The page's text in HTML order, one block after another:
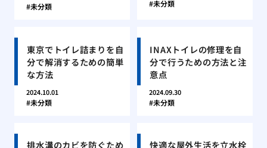
未分類 未分類
東京でトイレ詰まりを自
分で解消するための簡単
な方法
2024.10.01
未分類
INAXトイレの修理を自
分で行うための方法と注
意点
2024.09.30
未分類
排水溝のカビを防ぐため 快適な屋外生活を立水栓